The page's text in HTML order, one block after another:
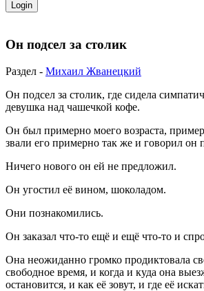
Он подсел за столик
Раздел - Михаил Жванецкий
Он подсел за столик, где сидела
девушка над чашечкой кофе.
Он был примерно моего возраста,
звали его примерно так же и говорил он
Ничего нового он ей не предложил.
Он угостил её вином, шоколадом.
Они познакомились.
Он заказал что-то ещё и ещё что-то и
Она неожиданно громко продиктовала
свободное время, и когда и куда она
остановится, и как её зовут, и где её